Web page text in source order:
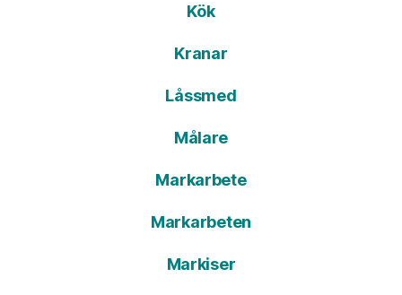
Kök
Kranar
Låssmed
Målare
Markarbete
Markarbeten
Markiser